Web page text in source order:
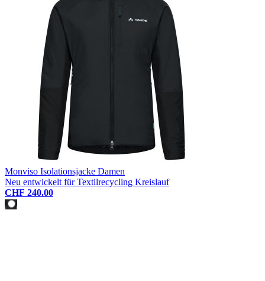
Monviso Isolationsjacke Damen
Neu entwickelt für Textilrecycling Kreislauf
CHF 240.00